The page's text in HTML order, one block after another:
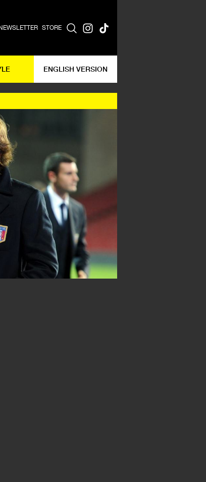
NEWSLETTER STORE
ENGLISH VERSION